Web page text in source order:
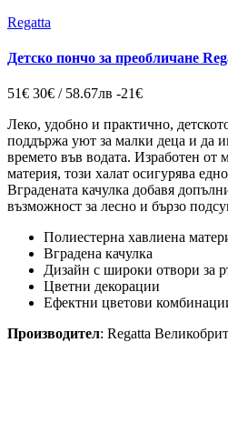
Regatta
Детско пончо за преобличане
51€ 30€ / 58.67лв -21€
Леко, удобно и практично,
поддържа уют за малки деца и да
времето във водата. Изработен от
материя, този халат осигурява
Вградената качулка добавя
възможност за лесно и бързо
Полиестерна хавлиена
Вградена качулка
Дизайн с широки отвори за
Цветни декорации
Ефектни цветови
Производител: Regatta